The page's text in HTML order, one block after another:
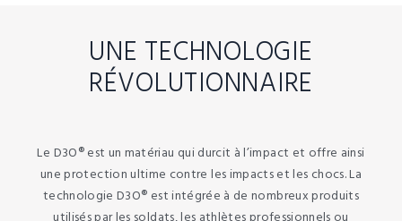
UNE TECHNOLOGIE
RÉVOLUTIONNAIRE
Le D3O® est un matériau qui durcit à l’impact et offre ainsi
une protection ultime contre les impacts et les chocs. La
technologie D3O® est intégrée à de nombreux produits